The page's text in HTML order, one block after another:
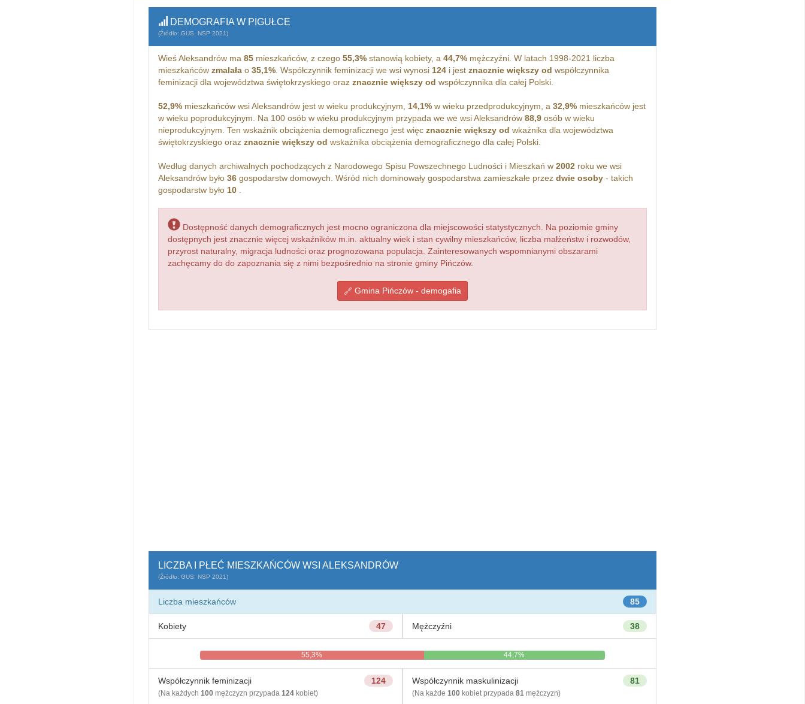
DEMOGRAFIA W PIGUŁCE
(Źródło: GUS, NSP 2021)
Wieś Aleksandrów ma 85mieszkańców, z czego 55,3%stanowią kobiety, a 44,7%mężczyźni. W latach 1998-2021 liczba
mieszkańców zmalałao 35,1%. Współczynnik feminizacji we wsi wynosi 124i jest znacznie większy od współczynnika
feminizacji dla województwa świętokrzyskiego oraz znacznie większy od współczynnika dla całej Polski.
52,9%mieszkańców wsi Aleksandrów jest w wieku produkcyjnym, 14,1%w wieku przedprodukcyjnym, a 32,9%mieszkańców jest
w wieku poprodukcyjnym. Na 100 osób w wieku produkcyjnym przypada we we wsi Aleksandrów 88,9osób w wieku
nieprodukcyjnym. Ten wskaźnik obciążenia demograficznego jest więc znacznie większy od wkażnika dla województwa
świętokrzyskiego oraz znacznie większy od wskażnika obciążenia demograficznego dla całej Polski.
Według danych archiwalnych pochodzących z Narodowego Spisu Powszechnego Ludności i Mieszkań w 2002roku we wsi
Aleksandrów było 36gospodarstw domowych. Wśród nich dominowały gospodarstwa zamieszkałe przez dwie osoby- takich
gospodarstw było 10.
Dostępność danych demograficznych jest mocno ograniczona dla miejscowości statystycznych. Na poziomie gminy
dostępnych jest znacznie więcej wskaźników m.in. aktualny wiek i stan cywilny mieszkańców, liczba małżeństw i rozwodów,
przyrost naturalny, migracja ludności oraz prognozowana populacja. Zainteresowanych wspomnianymi obszarami
zachęcamy do do zapoznania się z nimi bezpośrednio na stronie gminy Pińczów.
Gmina Pińczów - demogafia
LICZBA I PŁEĆ MIESZKAŃCÓW WSI ALEKSANDRÓW
(Źródło: GUS, NSP 2021)
85
Liczba mieszkańców
47
Kobiety 38
Mężczyźni
55,3% 44,7%
124
Współczynnik feminizacji
(Na każdych 100mężczyzn przypada 124kobiet)
81
Współczynnik maskulinizacji
(Na każde 100kobiet przypada 81mężczyzn)